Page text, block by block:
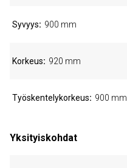
Syvyys 900 mm
Korkeus 920 mm
Työskentelykorkeus 900 mm
Yksityiskohdat